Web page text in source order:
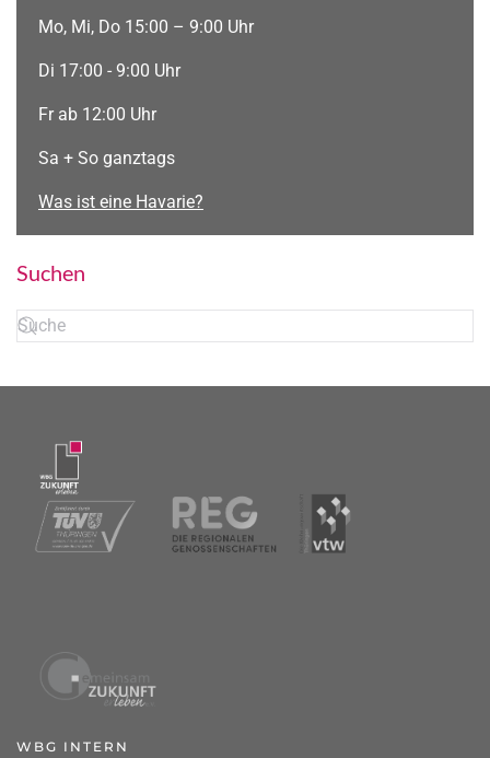
Mo, Mi, Do 15:00 – 9:00 Uhr
Di 17:00 - 9:00 Uhr
Fr ab 12:00 Uhr
Sa + So ganztags
Was ist eine Havarie?
Suchen
WBG INTERN